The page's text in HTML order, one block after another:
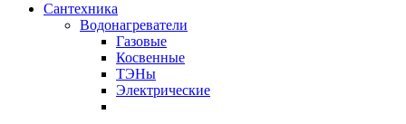
Сантехника
Водонагреватели
Газовые
Косвенные
ТЭНы
Электрические